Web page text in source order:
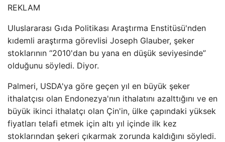
REKLAM
Uluslararası Gıda Politikası Araştırma Enstitüsü'nden
kıdemli araştırma görevlisi Joseph Glauber, şeker
stoklarının “2010'dan bu yana en düşük seviyesinde”
olduğunu söyledi. Diyor.
Palmeri, USDA'ya göre geçen yıl en büyük şeker
ithalatçısı olan Endonezya'nın ithalatını azalttığını ve en
büyük ikinci ithalatçı olan Çin'in, ülke çapındaki yüksek
fiyatları telafi etmek için altı yıl içinde ilk kez
stoklarından şekeri çıkarmak zorunda kaldığını söyledi.